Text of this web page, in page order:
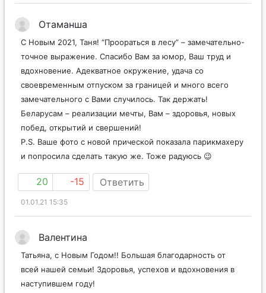
Отаманша
С Новым 2021, Таня! “Проораться в лесу” – замечательно-
точное выражение. Спасибо Вам за юмор, Ваш труд и
вдохновение. Адекватное окружение, удача со
своевременным отпуском за границей и много всего
замечательного с Вами случилось. Так держать!
Беларусам – реализации мечты, Вам – здоровья, новых
побед, открытий и свершений!
P.S. Ваше фото с новой прической показала парикмахеру
20 -15 Ответить
01.01.21 15:35
Валентина
Татьяна, с Новым Годом!! Большая благодарность от
всей нашей семьи! Здоровья, успехов и вдохновения в